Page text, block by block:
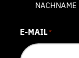
NACHNAME
E-MAIL*